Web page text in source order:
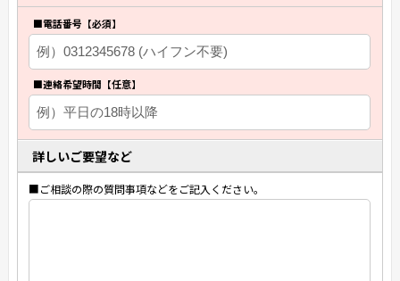
■電話番号【必須】
■連絡希望時間【任意】
詳しいご要望など
■ご相談の際の質問事項などをご記入ください。